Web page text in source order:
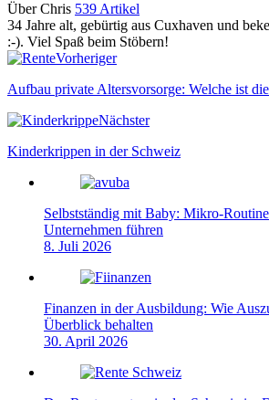
Über Chris 539 Artikel
34 Jahre alt, gebürtig aus Cuxhaven und
:-). Viel Spaß beim Stöbern!
WebseiteVorheriger
Aufbau private Altersvorsorge: Welche ist
Nächster
Kinderkrippen in der Schweiz
Selbstständig mit Baby: Mikro-
Unternehmen führen
8. Juli 2026
Finanzen in der Ausbildung: Wie
Überblick behalten
30. April 2026